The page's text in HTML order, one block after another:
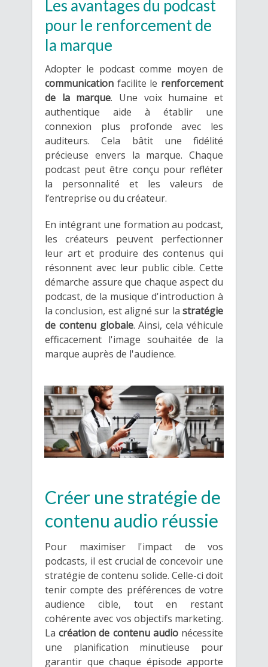
Les avantages du podcast
pour le renforcement de
la marque
Adopter le podcast comme moyen de
communication facilite le renforcement
de la marque. Une voix humaine et
authentique aide à établir une
connexion plus profonde avec les
auditeurs. Cela bâtit une fidélité
précieuse envers la marque. Chaque
podcast peut être conçu pour refléter
la personnalité et les valeurs de
l’entreprise ou du créateur.
En intégrant une formation au podcast,
les créateurs peuvent perfectionner
leur art et produire des contenus qui
résonnent avec leur public cible. Cette
démarche assure que chaque aspect du
podcast, de la musique d'introduction à
la conclusion, est aligné sur la stratégie
de contenu globale. Ainsi, cela véhicule
efficacement l'image souhaitée de la
marque auprès de l'audience.
Créer une stratégie de
contenu audio réussie
Pour maximiser l'impact de vos
podcasts, il est crucial de concevoir une
stratégie de contenu solide. Celle-ci doit
tenir compte des préférences de votre
audience cible, tout en restant
cohérente avec vos objectifs marketing.
Lacréation de contenu audionécessite
une planification minutieuse pour
garantir que chaque épisode apporte